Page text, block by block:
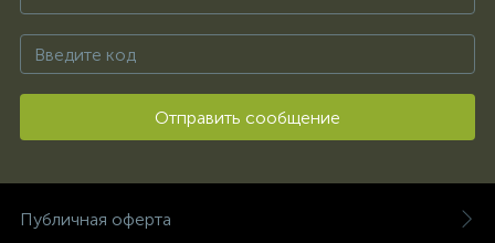
Отправить сообщение
Публичная оферта